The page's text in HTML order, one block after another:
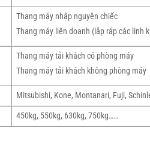
Thang máy nhập nguyên chiếc
Thang máy liên doanh (lắp ráp các linh
Thang máy tải khách có phòng máy
Thang máy tải khách không phòng máy
Mitsubishi, Kone, Montanari, Fuji,
450kg, 550kg, 630kg, 750kg……